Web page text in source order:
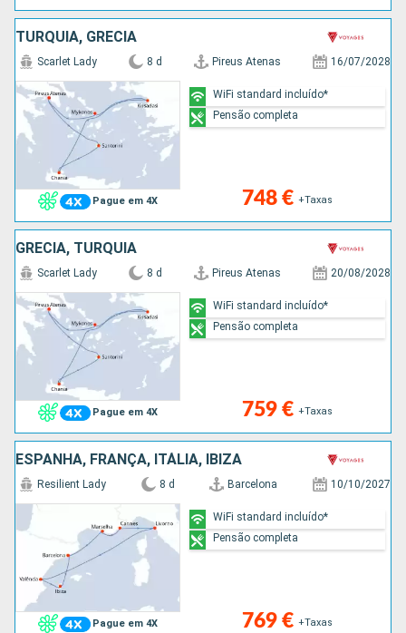
TURQUIA, GRÉCIA
Pague em 4X
Scarlet Lady 8 d Pireus Atenas 16/07/2028
748 € +Taxas
WiFi standard incluído*
Pensão completa
GRÉCIA, TURQUIA
Pague em 4X
Scarlet Lady 8 d Pireus Atenas 20/08/2028
759 € +Taxas
WiFi standard incluído*
Pensão completa
ESPANHA, FRANÇA, ITÁLIA, IBIZA
Pague em 4X
Resilient Lady 8 d Barcelona 10/10/2027
769 € +Taxas
WiFi standard incluído*
Pensão completa